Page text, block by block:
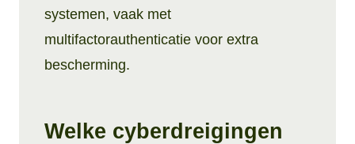
systemen, vaak met
multifactorauthenticatie voor extra
bescherming.
Welke cyberdreigingen